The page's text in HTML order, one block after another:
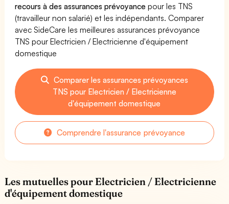
recours à des assurances prévoyance pour les TNS
(travailleur non salarié) et les indépendants. Comparer
avec SideCare les meilleures assurances prévoyance
TNS pour Electricien / Electricienne d'équipement
domestique
Comparer les assurances prévoyances
TNS pour Electricien / Electricienne
d'équipement domestique
Comprendre l'assurance prévoyance
Les mutuelles pour Electricien / Electricienne
d'équipement domestique